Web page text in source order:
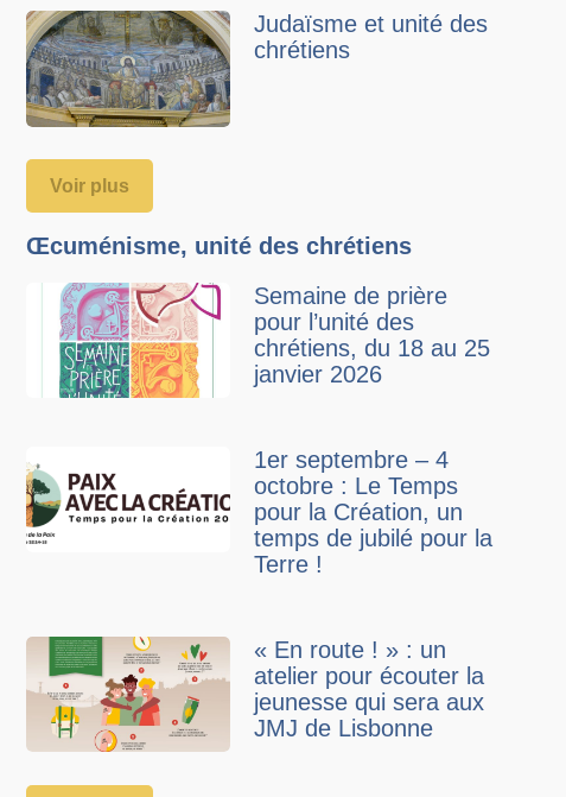
Judaïsme et unité des
chrétiens
Voir plus
Œcuménisme, unité des chrétiens
Semaine de prière
pour l’unité des
chrétiens, du 18 au 25
janvier 2026
1er septembre – 4
octobre : Le Temps
pour la Création, un
temps de jubilé pour la
Terre !
« En route ! » : un
atelier pour écouter la
jeunesse qui sera aux
JMJ de Lisbonne